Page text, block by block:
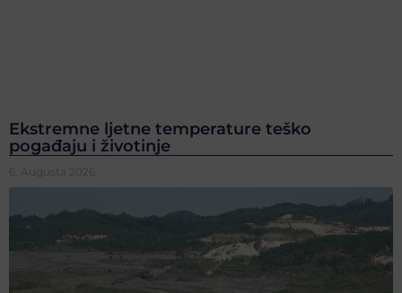
Ekstremne ljetne temperature teško
pogađaju i životinje
6. Augusta 2026.